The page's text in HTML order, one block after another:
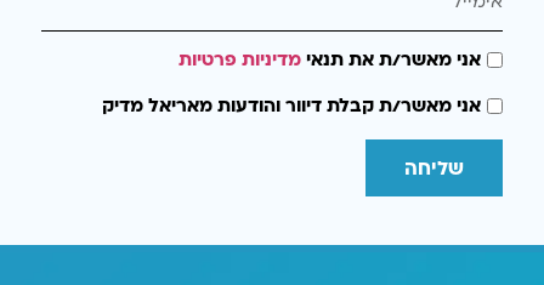
אני מאשר/ת את תנאימדיניות פרטיות
אני מאשר/ת קבלת דיוור והודעות מאריאל מדיק
שליחה